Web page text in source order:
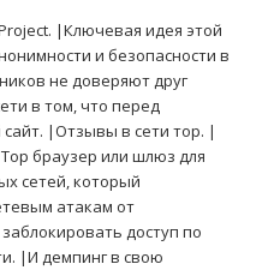
|Ключевая идея этой
и безопасности в
не доверяют друг
в том, что перед
|Отзывы в сети тор. |
браузер или шлюз для
сетей, который
атакам от
доступ по
|И демпинг в свою